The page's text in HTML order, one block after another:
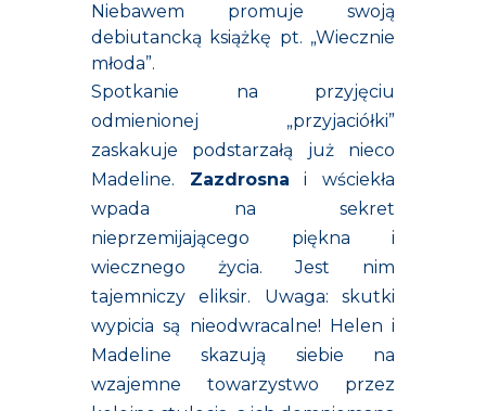
Niebawem promuje swoją
debiutancką książkę pt. „Wiecznie
młoda”.
Spotkanie na przyjęciu
odmienionej „przyjaciółki”
zaskakuje podstarzałą już nieco
Madeline. Zazdrosna i wściekła
wpada na sekret
nieprzemijającego piękna i
wiecznego życia. Jest nim
tajemniczy eliksir. Uwaga: skutki
wypicia są nieodwracalne! Helen i
Madeline skazują siebie na
wzajemne towarzystwo przez